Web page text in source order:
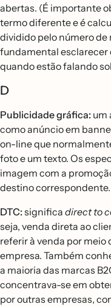
abertas. (É importante
termo diferente e é
dividido pelo número de
fundamental esclarecer
quando estão falando
D
Publicidade gráfica: um
como anúncio em
on-line que
foto e um texto. Os
imagem com a
destino correspondente.
DTC:significa direct to
seja, venda direta ao
referir à venda por meio
empresa. Também
a maioria das marcas
concentrava-se em
por outras empresas,